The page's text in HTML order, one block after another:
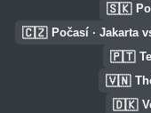
🇸🇰
🇨🇿 Počasí · Jakarta
🇵🇹
🇻🇳
🇩🇰